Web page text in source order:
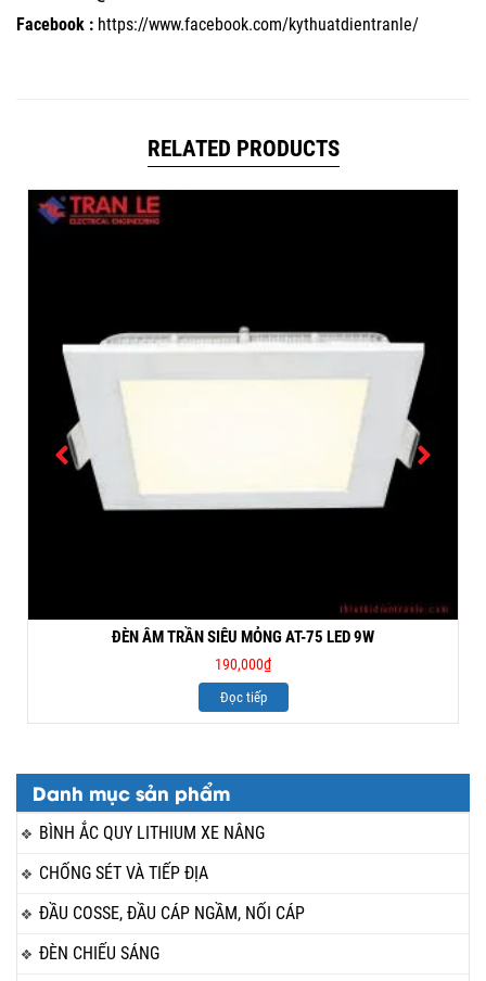
Danh mục sản phẩm
BÌNH ẮC QUY LITHIUM XE NÂNG
CHỐNG SÉT VÀ TIẾP ĐỊA
ĐẦU COSSE, ĐẦU CÁP NGẦM, NỐI CÁP
ĐÈN CHIẾU SÁNG
Facebook : https://www.facebook.com/kythuatdientranle/
RELATED PRODUCTS
ĐÈN ÂM TRẦN SIÊU MỎNG AT-75 LED 9W
190,000₫
Đọc tiếp